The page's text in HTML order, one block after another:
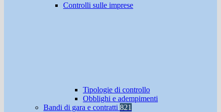
Controlli sulle imprese
Tipologie di controllo
Obblighi e adempimenti
Bandi di gara e contratti 821